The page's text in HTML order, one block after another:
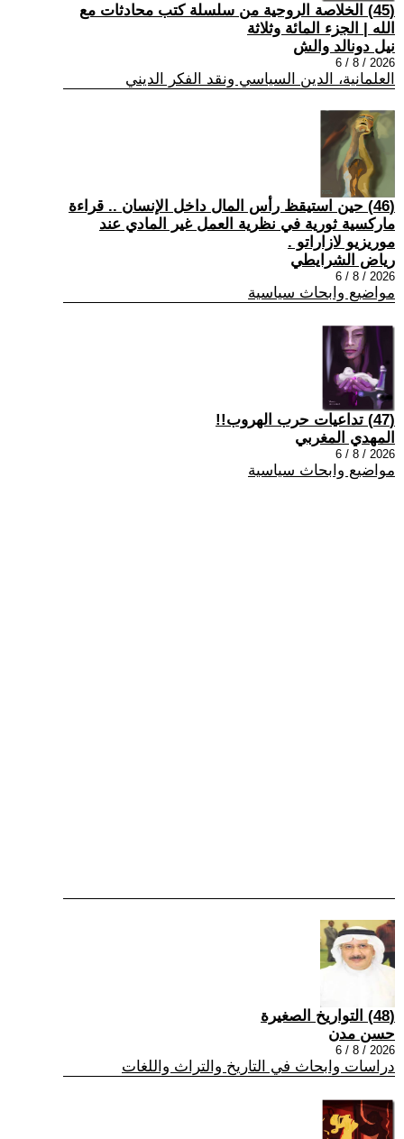
(45) الخلاصة الروحية من سلسلة كتب محادثات مع
الله | الجزء المائة وثلاثة
نيل دونالد والش
2026 / 8 / 6
العلمانية، الدين السياسي ونقد الفكر الديني
(46) حين استيقظ رأس المال داخل الإنسان .. قراءة
ماركسية ثورية في نظرية العمل غير المادي عند
موريزيو لازاراتو .
رياض الشرايطي
2026 / 8 / 6
مواضيع وابحاث سياسية
(47) تداعيات حرب الهروب!!
المهدي المغربي
2026 / 8 / 6
مواضيع وابحاث سياسية
(48) التواريخ الصغيرة
حسن مدن
2026 / 8 / 6
دراسات وابحاث في التاريخ والتراث واللغات